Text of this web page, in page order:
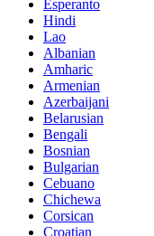
Esperanto
Hindi
Lao
Albanian
Amharic
Armenian
Azerbaijani
Belarusian
Bengali
Bosnian
Bulgarian
Cebuano
Chichewa
Corsican
Croatian